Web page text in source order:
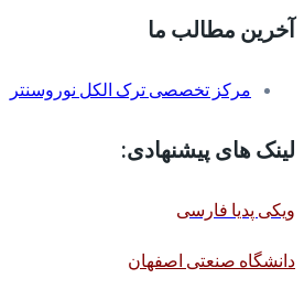
آخرین مطالب ما
مرکز تخصصی ترک الکل نوروسنتر
لینک های پیشنهادی:
ویکی پدیا فارسی
دانشگاه صنعتی اصفهان